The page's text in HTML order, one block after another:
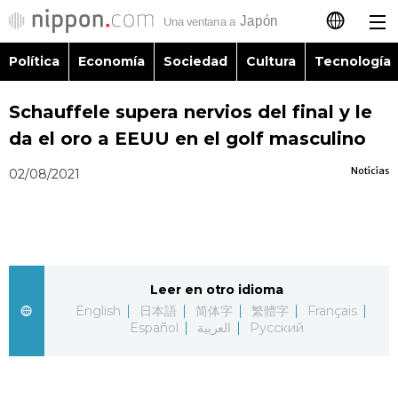
日本語
English
العربية
Русский
Política
Sociedad
Cultura
Política Economía Sociedad Cultura Tecnología
Schauffele supera nervios del final y le
da el oro a EEUU en el golf masculino
Noticias
02/08/2021
Leer en otro idioma
English
日本語 简体字 繁體字
Français
Español
العربية Русский